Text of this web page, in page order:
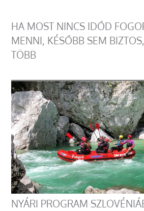
HA MOST NINCS IDŐD
MENNI, KÉSŐBB SEM
TÖBB
NYÁRI PROGRAM